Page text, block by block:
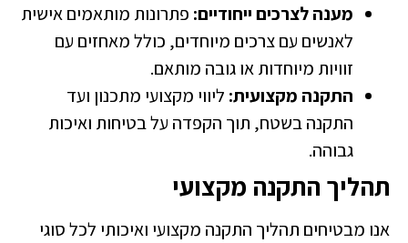
מענה לצרכים ייחודיים:פתרונות מותאמים אישית
לאנשים עם צרכים מיוחדים, כולל מאחזים עם
זוויות מיוחדות או גובה מותאם.
התקנה מקצועית:ליווי מקצועי מתכנון ועד
התקנה בשטח, תוך הקפדה על בטיחות ואיכות
גבוהה.
התקנה מקצועי
מבטיחים תהליך התקנה מקצועי ואיכותי לכל סוגי